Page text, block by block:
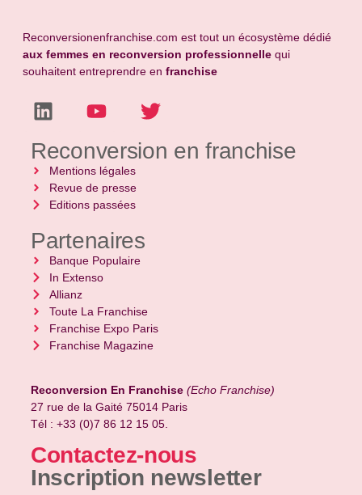
Reconversionenfranchise.com est tout un écosystème dédié
aux femmes en reconversion professionnelle qui
souhaitent entreprendre en franchise
Reconversion en franchise
Mentions légales
Revue de presse
Editions passées
Partenaires
Banque Populaire
In Extenso
Allianz
Toute La Franchise
Franchise Expo Paris
Franchise Magazine
Reconversion En Franchise (Echo Franchise)
27 rue de la Gaité 75014 Paris
Tél : +33 (0)7 86 12 15 05.
Contactez-nous
Inscription newsletter